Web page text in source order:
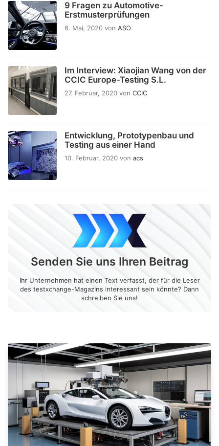
9 Fragen zu Automotive-
Erstmusterprüfungen
6. Mai, 2020 von ASO
Im Interview: Xiaojian Wang von der
CCIC Europe-Testing S.L.
27. Februar, 2020 von CCIC
Entwicklung, Prototypenbau und
Testing aus einer Hand
10. Februar, 2020 von acs
Senden Sie uns Ihren Beitrag
Ihr Unternehmen hat einen Text verfasst, der für die Leser
des testxchange-Magazins interessant sein könnte? Dann
schreiben Sie uns!